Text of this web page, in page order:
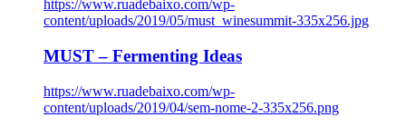
https://www.ruadebaixo.com/wp-
content/uploads/2019/05/must_winesummit-335x256.jpg
MUST – Fermenting Ideas
https://www.ruadebaixo.com/wp-
content/uploads/2019/04/sem-nome-2-335x256.png